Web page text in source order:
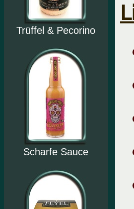
Trüffel & Pecorino
Scharfe Sauce